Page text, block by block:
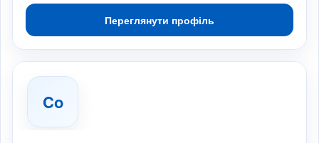
Переглянути профіль
Co